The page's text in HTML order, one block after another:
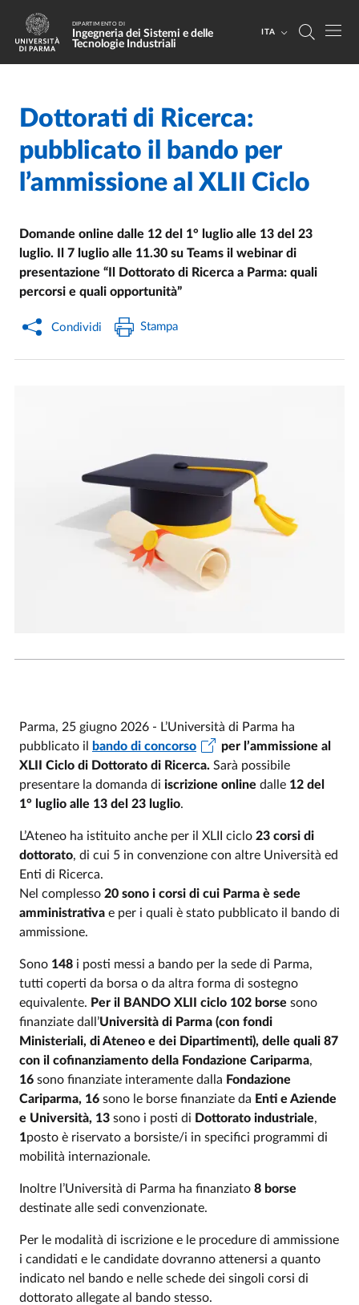
Salta al contenuto principale
Skip to footer
DIPARTIMENTO DI
Ingegneria dei Sistemi e delle
Tecnologie Industriali
ITA
Home /
Cerca una notizia
Dottorati di Ricerca:
pubblicato il bando per
l’ammissione al XLII Ciclo
Domande online dalle 12 del 1° luglio alle 13 del 23
luglio. Il 7 luglio alle 11.30 su Teams il webinar di
presentazione “Il Dottorato di Ricerca a Parma: quali
percorsi e quali opportunità”
Condividi Stampa
Parma, 25 giugno 2026 - L’Università di Parma ha
pubblicato il
bando di concorso
per l’ammissione al
XLII Ciclo di Dottorato di Ricerca. Sarà possibile
presentare la domanda di iscrizione online dalle 12 del
1° luglio alle 13 del 23 luglio.
L’Ateneo ha istituito anche per il XLII ciclo 23 corsi di
dottorato, di cui 5 in convenzione con altre Università ed
Enti di Ricerca.
Nel complesso 20 sono i corsi di cui Parma è sede
amministrativa e per i quali è stato pubblicato il bando di
ammissione.
Sono 148 i posti messi a bando per la sede di Parma,
tutti coperti da borsa o da altra forma di sostegno
equivalente. Per il BANDO XLII ciclo 102 borse sono
finanziate dall’Università di Parma (con fondi
Ministeriali, di Ateneo e dei Dipartimenti), delle quali 87
con il cofinanziamento della Fondazione Cariparma,
16 sono finanziate interamente dalla Fondazione
Cariparma, 16 sono le borse finanziate da Enti e Aziende
e Università, 13 sono i posti di Dottorato industriale,
1posto è riservato a borsiste/i in specifici programmi di
mobilità internazionale.
Inoltre l’Università di Parma ha finanziato 8 borse
destinate alle sedi convenzionate.
Per le modalità di iscrizione e le procedure di ammissione
i candidati e le candidate dovranno attenersi a quanto
indicato nel bando e nelle schede dei singoli corsi di
dottorato allegate al bando stesso.